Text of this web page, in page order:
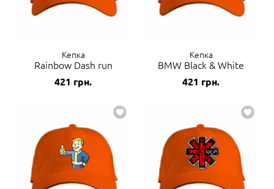
Кепка
Rainbow Dash run
421 грн.
Кепка
BMW Black & White
421 грн.